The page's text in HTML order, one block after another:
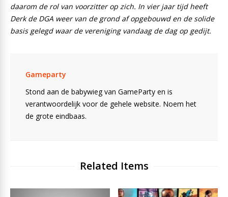
daarom de rol van voorzitter op zich. In vier jaar tijd heeft
Derk de DGA weer van de grond af opgebouwd en de solide
basis gelegd waar de vereniging vandaag de dag op gedijt.
Gameparty
Stond aan de babywieg van GameParty en is
verantwoordelijk voor de gehele website. Noem het
de grote eindbaas.
Related Items